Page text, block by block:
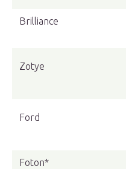
Brilliance
Zotye
Ford
Foton*